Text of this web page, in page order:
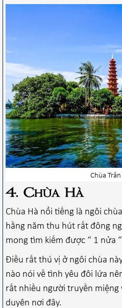
Chùa
4. Chùa Hà
Chùa Hà nổi tiếng là ngôi
hằng năm thu hút rất đông
mong tìm kiếm được “ 1 nửa
Điều rất thú vị ở ngôi chùa
nào nói về tình yêu đôi lứa
rất nhiều người truyền miệng
duyên nơi đây.